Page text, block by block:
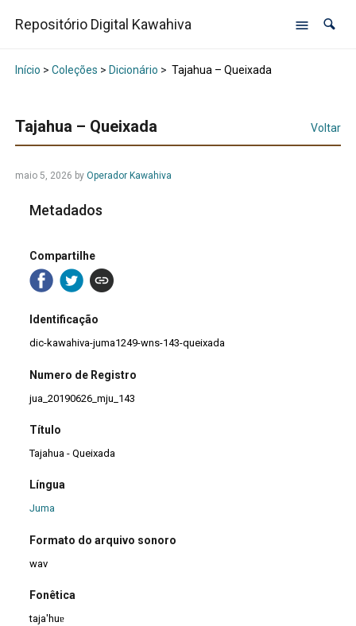
Repositório Digital Kawahiva
Início > Coleções > Dicionário > Tajahua – Queixada
Tajahua – Queixada Voltar
maio 5, 2026 by Operador Kawahiva
Metadados
Compartilhe
Identificação
dic-kawahiva-juma1249-wns-143-queixada
Numero de Registro
jua_20190626_mju_143
Título
Tajahua - Queixada
Língua
Juma
Formato do arquivo sonoro
wav
Fonêtica
taja'huɐ